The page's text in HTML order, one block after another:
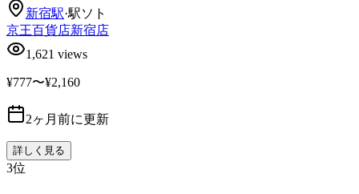
新宿駅·駅ソト
京王百貨店新宿店
1,621 views
¥777〜¥2,160
2ヶ月前に更新
詳しく見る
3位